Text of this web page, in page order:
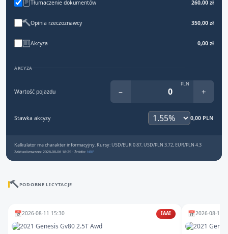
Tłumaczenie dokumentów 260,00 zł
Opinia rzeczoznawcy 350,00 zł
Akcyza 0,00 zł
AKCYZA
Wartość pojazdu −
PLN
+
Stawka akcyzy 0,00 PLN
Kalkulator ma charakter informacyjny. Kursy: USD/EUR 0.87, USD/PLN 3.72, EUR/PLN 4.3
Zaktualizowano: 2026-08-06 18:25 · Źródło: NBP
PODOBNE LICYTACJE
📅2026-08-11 15:30 IAAI 📅2026-08-11